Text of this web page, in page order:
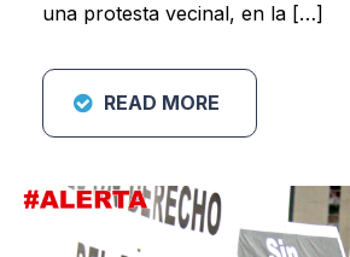
una protesta vecinal, en la […]
READ MORE